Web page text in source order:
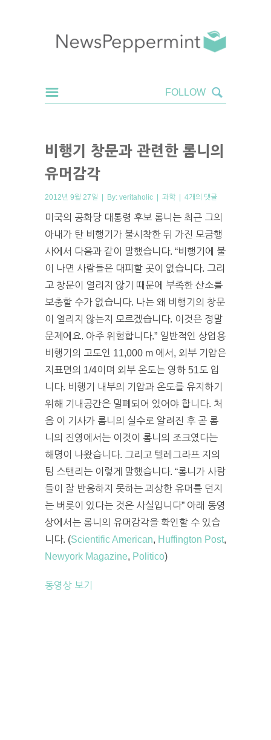
비행기 창문과 관련한 롬니의
유머감각
2012년 9월 27일 | By: veritaholic | 과학 | 4개의 댓글
미국의 공화당 대통령 후보 롬니는 최근 그의
아내가 탄 비행기가 불시착한 뒤 가진 모금행
사에서 다음과 같이 말했습니다. “비행기에 불
이 나면 사람들은 대피할 곳이 없습니다. 그리
고 창문이 열리지 않기 때문에 부족한 산소를
보충할 수가 없습니다. 나는 왜 비행기의 창문
이 열리지 않는지 모르겠습니다. 이것은 정말
문제에요. 아주 위험합니다.” 일반적인 상업용
비행기의 고도인 11,000 m 에서, 외부 기압은
지표면의 1/4이며 외부 온도는 영하 51도 입
니다. 비행기 내부의 기압과 온도를 유지하기
위해 기내공간은 밀폐되어 있어야 합니다. 처
음 이 기사가 롬니의 실수로 알려진 후 곧 롬
니의 진영에서는 이것이 롬니의 조크였다는
해명이 나왔습니다. 그리고 텔레그라프 지의
팀 스탠리는 이렇게 말했습니다. “롬니가 사람
들이 잘 반응하지 못하는 괴상한 유머를 던지
는 버릇이 있다는 것은 사실입니다” 아래 동영
상에서는 롬니의 유머감각을 확인할 수 있습
니다. (Scientific American, Huffington Post,
Newyork Magazine, Politico)
동영상 보기